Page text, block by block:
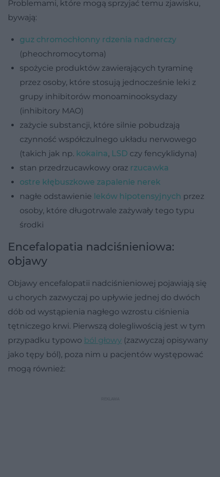
Problemami, które mogą sprzyjać temu zjawisku,
bywają:
guz chromochłonny rdzenia nadnerczy
(pheochromocytoma)
spożycie produktów zawierających tyraminę
przez osoby, które stosują jednocześnie leki z
grupy inhibitorów monoaminooksydazy
(inhibitory MAO)
zażycie substancji, które silnie pobudzają
czynność współczulnego układu nerwowego
(takich jak np. kokaina, LSD czy fencyklidyna)
stan przedrzucawkowy oraz rzucawka
ostre kłębuszkowe zapalenie nerek
nagłe odstawienie leków hipotensyjnych przez
osoby, które długotrwale zażywały tego typu
środki
Encefalopatia nadciśnieniowa:
objawy
Objawy encefalopatii nadciśnieniowej pojawiają się
u chorych zazwyczaj po upływie jednej do dwóch
dób od wystąpienia nagłego wzrostu ciśnienia
tętniczego krwi. Pierwszą dolegliwością jest w tym
przypadku typowo ból głowy (zazwyczaj opisywany
jako tępy ból), poza nim u pacjentów występować
mogą również: